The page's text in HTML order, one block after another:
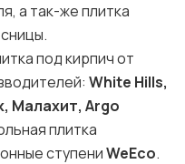
а так-же плитка
под кирпич от
White Hills,
Малахит, Argo
плитка
ступениWeEco.